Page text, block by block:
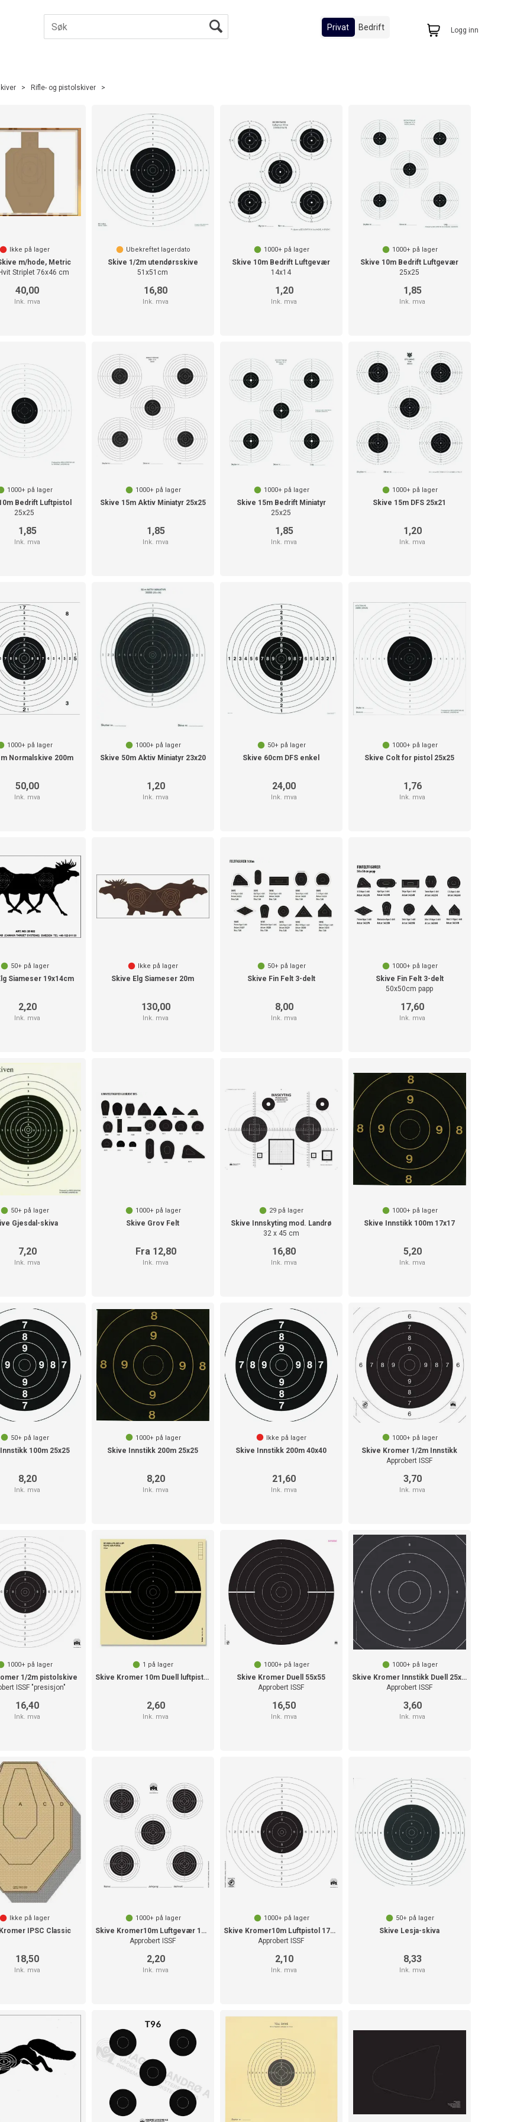
Logg inn
Privat Bedrift
> Rifle- og pistolskiver >
Ikke på lager
m/hode, Metric
Striplet 76x46 cm
40,00
Ink. mva
Ubekreftet lagerdato
Skive 1/2m utendørsskive
51x51cm
16,80
Ink. mva
1000+på lager
Skive 10m Bedrift Luftgevær
14x14
1,20
Ink. mva
1000+på lager
Skive 10m Bedrift Luftgevær
25x25
1,85
Ink. mva
1000+på lager
Bedrift Luftpistol
25x25
1,85
Ink. mva
1000+på lager
Skive 15m Aktiv Miniatyr 25x25
1,85
Ink. mva
1000+på lager
Skive 15m Bedrift Miniatyr
25x25
1,85
Ink. mva
1000+på lager
Skive 15m DFS 25x21
1,20
Ink. mva
1000+på lager
Normalskive 200m
50,00
Ink. mva
1000+på lager
Skive 50m Aktiv Miniatyr 23x20
1,20
Ink. mva
50+på lager
Skive 60cm DFS enkel
24,00
Ink. mva
1000+på lager
Skive Colt for pistol 25x25
1,76
Ink. mva
50+på lager
Siameser 19x14cm
2,20
Ink. mva
Ikke på lager
Skive Elg Siameser 20m
130,00
Ink. mva
50+på lager
Skive Fin Felt 3-delt
8,00
Ink. mva
1000+på lager
Skive Fin Felt 3-delt
50x50cm papp
17,60
Ink. mva
50+på lager
Gjesdal-skiva
7,20
Ink. mva
1000+på lager
Skive Grov Felt
Fra 12,80
Ink. mva
29 på lager
Skive Innskyting mod. Landrø
32 x 45 cm
16,80
Ink. mva
1000+på lager
Skive Innstikk 100m 17x17
5,20
Ink. mva
50+på lager
100m 25x25
8,20
Ink. mva
1000+på lager
Skive Innstikk 200m 25x25
8,20
Ink. mva
Ikke på lager
Skive Innstikk 200m 40x40
21,60
Ink. mva
1000+på lager
Skive Kromer 1/2m Innstikk
Approbert ISSF
3,70
Ink. mva
1000+på lager
1/2m pistolskive
ISSF "presisjon"
16,40
Ink. mva
1 på lager
Skive Kromer 10m Duell luftpistol 17x17
2,60
Ink. mva
1000+på lager
Skive Kromer Duell 55x55
Approbert ISSF
16,50
Ink. mva
1000+på lager
Skive Kromer Innstikk Duell 25x25
Approbert ISSF
3,60
Ink. mva
Ikke på lager
IPSC Classic
18,50
Ink. mva
1000+på lager
Skive Kromer10m Luftgevær 14x14
Approbert ISSF
2,20
Ink. mva
1000+på lager
Skive Kromer10m Luftpistol 17x17
Approbert ISSF
2,10
Ink. mva
50+på lager
Skive Lesja-skiva
8,33
Ink. mva